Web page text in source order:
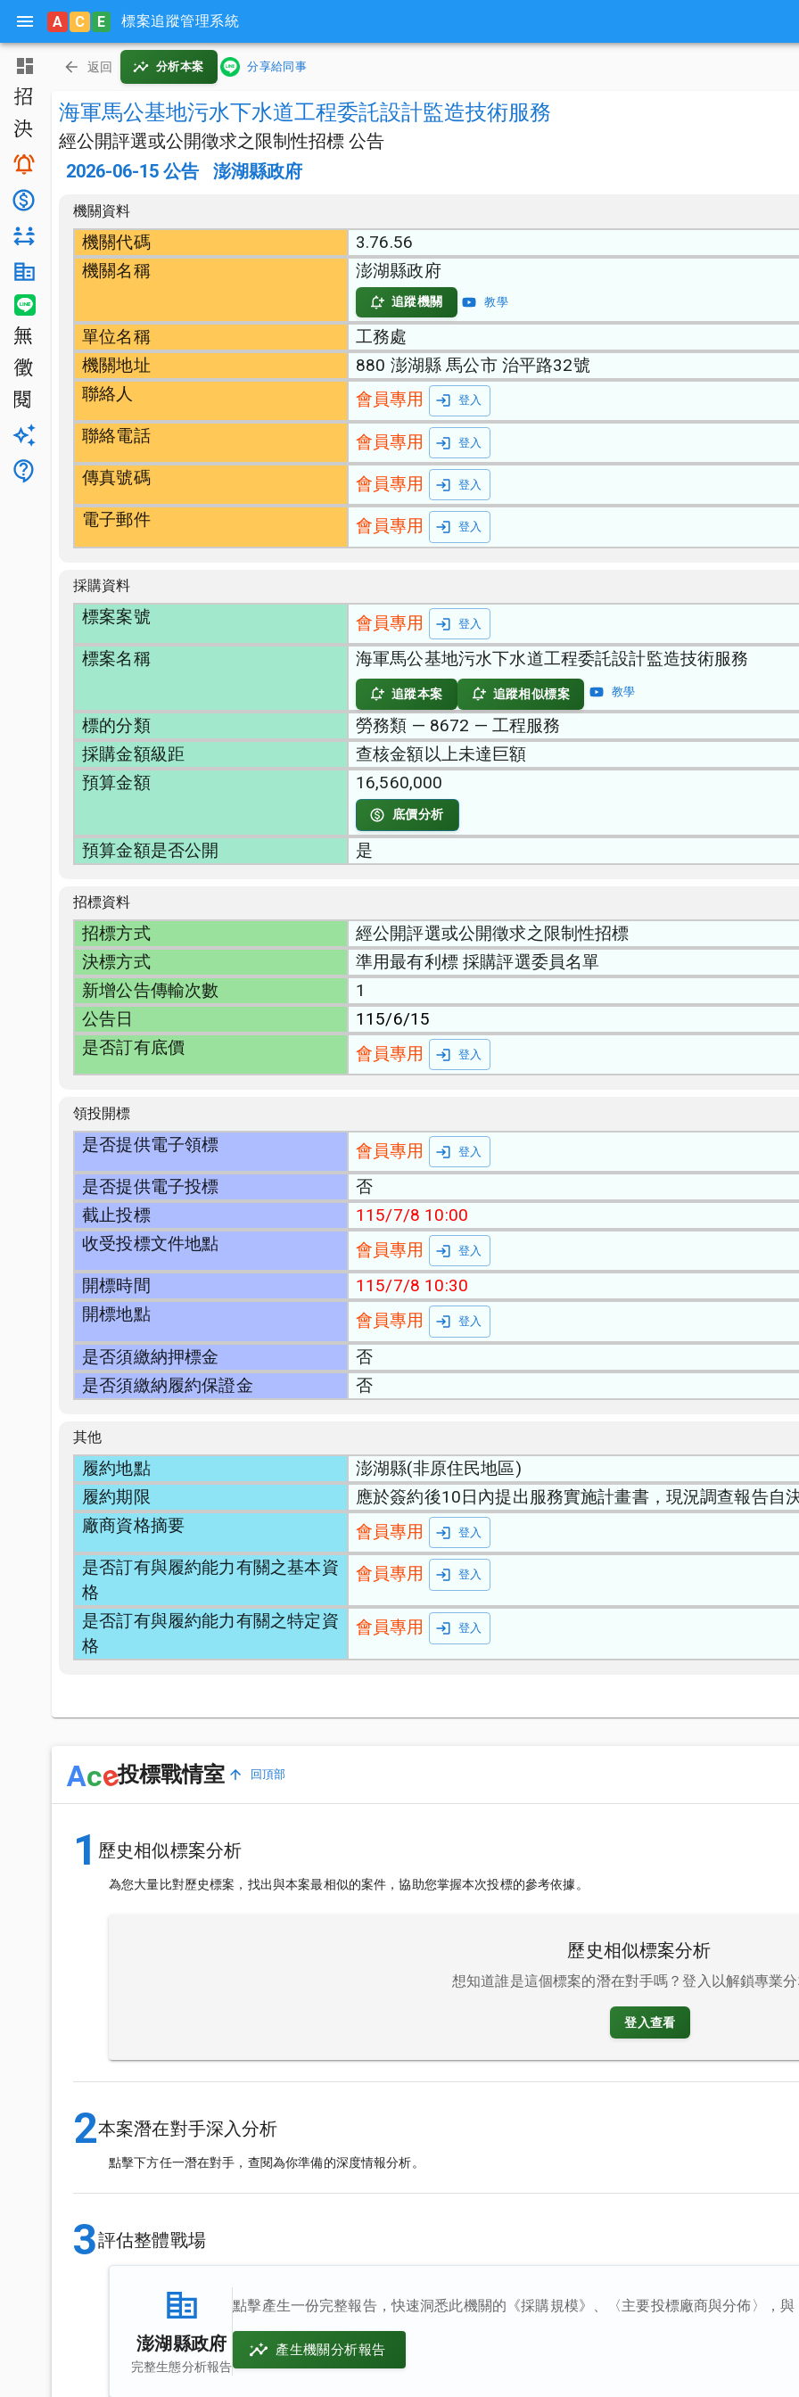
A C E 標案追蹤管理系統
主頁
招標公告
決標公告
搜尋與追蹤
對手分析
機關生態分析
無法決標
公開徵求
公開閱覽
升級方案
客服
返回 分析本案 分享給同事
海軍馬公基地污水下水道工程委託設計監造技術服務
經公開評選或公開徵求之限制性招標 公告
2026-06-15 公告 澎湖縣政府
機關資料
機關代碼
3.76.56
機關名稱
澎湖縣政府
追蹤機關 教學
單位名稱
工務處
機關地址
880 澎湖縣 馬公市 治平路32號
聯絡人
會員專用 登入
聯絡電話 會員專用 登入
傳真號碼 會員專用 登入
電子郵件 會員專用 登入
採購資料
標案案號 會員專用 登入
標案名稱 海軍馬公基地污水下水道工程委託設計監造技術服務
追蹤本案 追蹤相似標案 教學
標的分類
勞務類 — 8672 — 工程服務
採購金額級距
查核金額以上未達巨額
預算金額
16,560,000
底價分析
預算金額是否公開 是
招標資料
招標方式
經公開評選或公開徵求之限制性招標
決標方式
準用最有利標 採購評選委員名單
新增公告傳輸次數
1
公告日
115/6/15
是否訂有底價
會員專用 登入
領投開標
是否提供電子領標 會員專用 登入
是否提供電子投標
否
截止投標
115/7/8 10:00
收受投標文件地點
會員專用 登入
開標時間
115/7/8 10:30
開標地點
會員專用 登入
是否須繳納押標金
否
是否須繳納履約保證金
否
其他
履約地點
澎湖縣(非原住民地區)
履約期限
應於簽約後10日內提出服務實施計畫書，現況調查報告自
廠商資格摘要
會員專用 登入
是否訂有與履約能力有關之基本資
格
會員專用 登入
是否訂有與履約能力有關之特定資
格
會員專用 登入
Ace投標戰情室 回頂部
1 歷史相似標案分析
為您大量比對歷史標案，找出與本案最相似的案件，協助您掌握本次投標的參考依據。
歷史相似標案分析
想知道誰是這個標案的潛在對手嗎？登入以解鎖專業
登入查看
2本案潛在對手深入分析
點擊下方任一潛在對手，查閱為你準備的深度情報分析。
3評估整體戰場
澎湖縣政府
完整生態分析報告
點擊產生一份完整報告，快速洞悉此機關的《採購規模》、〈主要投標廠商與分佈〉，
產生機關分析報告